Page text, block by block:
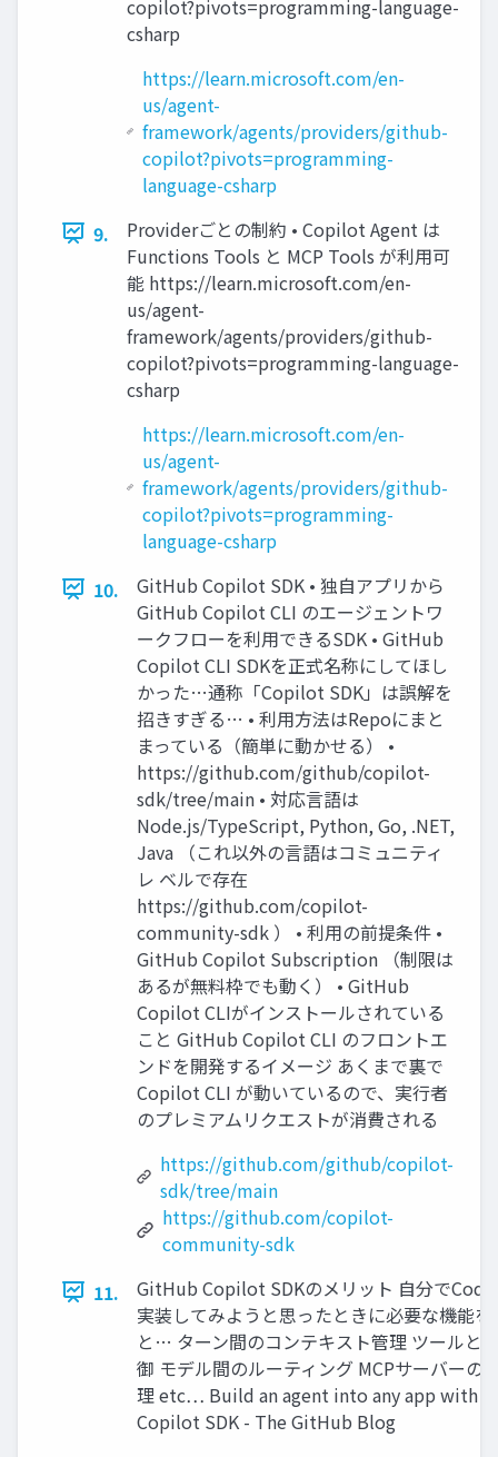
copilot?pivots=programming-language-
csharp
https://learn.microsoft.com/en-
us/agent-
framework/agents/providers/github-
copilot?pivots=programming-
language-csharp
9.
Providerごとの制約 • Copilot Agent は
Functions Tools と MCP Tools が利用可
能 https://learn.microsoft.com/en-
us/agent-
framework/agents/providers/github-
copilot?pivots=programming-language-
csharp
https://learn.microsoft.com/en-
us/agent-
framework/agents/providers/github-
copilot?pivots=programming-
language-csharp
10.
GitHub Copilot SDK • 独自アプリから
GitHub Copilot CLI のエージェントワ
ークフローを利用できるSDK • GitHub
Copilot CLI SDKを正式名称にしてほし
かった…通称「Copilot SDK」は誤解を
招きすぎる… • 利用方法はRepoにまと
まっている（簡単に動かせる） •
https://github.com/github/copilot-
sdk/tree/main • 対応言語は
Node.js/TypeScript, Python, Go, .NET,
Java （これ以外の言語はコミュニティ
レ ベルで存在
https://github.com/copilot-
community-sdk ） • 利用の前提条件 •
GitHub Copilot Subscription （制限は
あるが無料枠でも動く） • GitHub
Copilot CLIがインストールされている
こと GitHub Copilot CLI のフロントエ
ンドを開発するイメージ あくまで裏で
Copilot CLI が動いているので、実行者
のプレミアムリクエストが消費される
https://github.com/github/copilot-
sdk/tree/main
https://github.com/copilot-
community-sdk
11.
GitHub Copilot SDKのメリット 自分で
実装してみようと思ったときに必要な機能
と… ターン間のコンテキスト管理 ツールと
御 モデル間のルーティング MCPサーバーの
理 etc… Build an agent into any app with
Copilot SDK - The GitHub Blog